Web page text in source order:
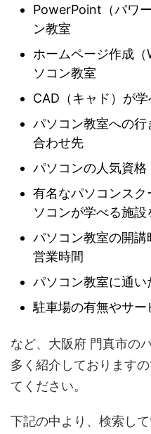
PowerPoint（パワ
ン教室
ホームページ作成
ソコン教室
CAD（キャド）が
パソコン教室への
合わせ先
パソコンの人気資
有名なパソコンス
ソコンが学べる施設
パソコン教室の開
営業時間
パソコン教室に通
駐車場の有無やサ
など、大阪府 門真市の
多く紹介しております
てください。
下記の中より、検索し